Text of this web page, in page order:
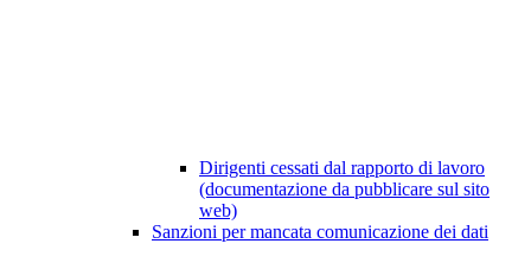
Dirigenti cessati dal rapporto di lavoro
(documentazione da pubblicare sul sito
web)
Sanzioni per mancata comunicazione dei dati